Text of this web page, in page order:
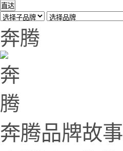
直达
奔腾
奔腾品牌故事